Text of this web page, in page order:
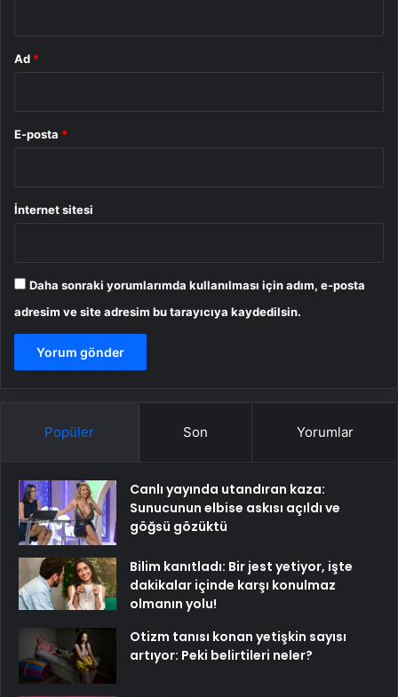
Ad *
E-posta *
İnternet sitesi
Daha sonraki yorumlarımda kullanılması için adım, e-posta
adresim ve site adresim bu tarayıcıya kaydedilsin.
Popüler Son Yorumlar
Canlı yayında utandıran kaza:
Sunucunun elbise askısı açıldı ve
göğsü gözüktü
Bilim kanıtladı: Bir jest yetiyor, işte
dakikalar içinde karşı konulmaz
olmanın yolu!
Otizm tanısı konan yetişkin sayısı
artıyor: Peki belirtileri neler?